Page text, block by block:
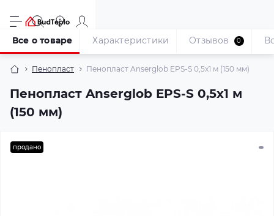
Пенопласт Пенопласт Anserglob EPS-S 0,5х1 м (150 мм)
Пенопласт Anserglob EPS-S 0,5х1 м
(150 мм)
Все о товаре Характеристики Отзывов 0
продано